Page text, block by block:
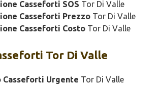
Casseforti SOS Tor Di Valle
Casseforti Prezzo Tor Di Valle
Casseforti Costo Tor Di Valle
Tor Di Valle
Casseforti Urgente Tor Di Valle